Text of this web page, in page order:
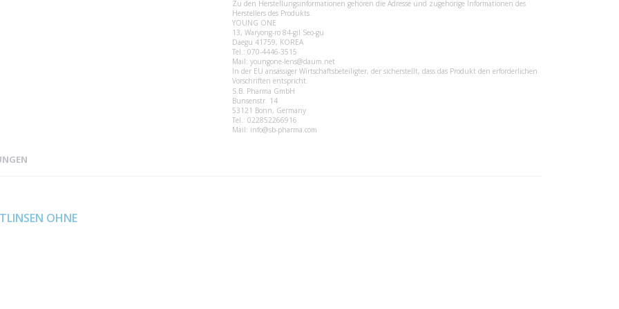
Zu den Herstellungsinformationen gehören die Adresse und zugehörige Informationen des
Herstellers des Produkts.
YOUNG ONE
13, Waryong-ro 84-gil Seo-gu
Daegu 41759, KOREA
Tel.: 070-4446-3515
Mail: youngone-lens@daum.net
In der EU ansässiger Wirtschaftsbeteiligter, der sicherstellt, dass das Produkt den erforderlichen
Vorschriften entspricht.
S.B. Pharma GmbH
Bunsenstr. 14
53121 Bonn, Germany
Tel.: 022852266916
Mail: info@sb-pharma.com
Smaragdgrün für einen leuchtenden und faszinierenden Blick
Welt voller Eleganz und mystischer Schönheit. Inspiriert von den tiefgrünen Landschaften des Baskenlandes und
für einen ausdrucksstarken, aber dennoch natürlich wirkenden Look.
Kontaktlinsen für eine strahlende Farbveränderung, die sowohl bei hellen als auch dunklen Augen zur Geltung
OHNE